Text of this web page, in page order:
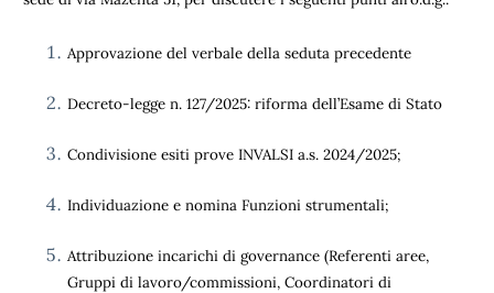
Approvazione del verbale della seduta precedente
Decreto-legge n. 127/2025: riforma dell’Esame di Stato
Condivisione esiti prove INVALSI a.s. 2024/2025;
Individuazione e nomina Funzioni strumentali;
Attribuzione incarichi di governance (Referenti aree,
Gruppi di lavoro/commissioni, Coordinatori di